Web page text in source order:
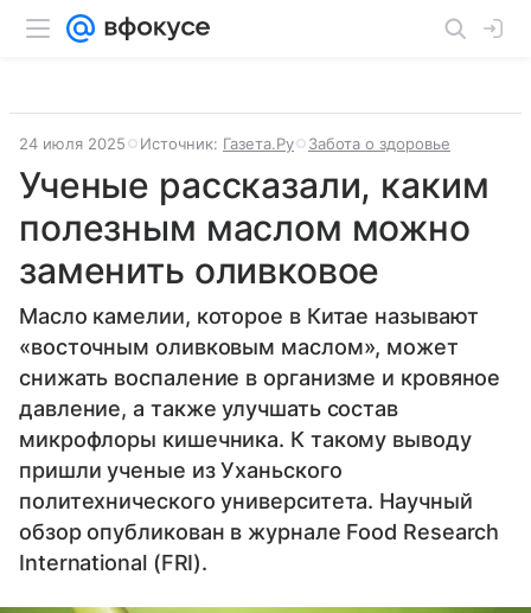
24 июля 2025 Источник: Газета.Ру Забота о здоровье
Ученые рассказали, каким
полезным маслом можно
заменить оливковое
Масло камелии, которое в Китае называют
«восточным оливковым маслом», может
снижать воспаление в организме и кровяное
давление, а также улучшать состав
микрофлоры кишечника. К такому выводу
пришли ученые из Уханьского
политехнического университета. Научный
обзор опубликован в журнале Food Research
International (FRI).